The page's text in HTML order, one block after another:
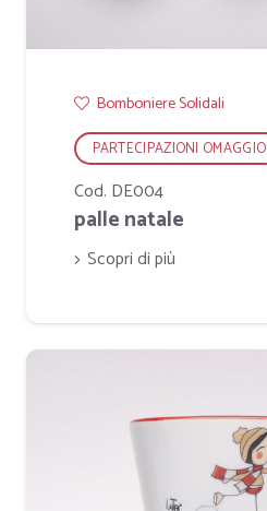
Bomboniere Solidali
PARTECIPAZIONI OMAGGIO
Cod. DE004
palle natale
Scopri di più